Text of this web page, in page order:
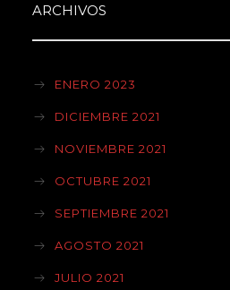
ARCHIVOS
ENERO 2023
DICIEMBRE 2021
NOVIEMBRE 2021
OCTUBRE 2021
SEPTIEMBRE 2021
AGOSTO 2021
JULIO 2021